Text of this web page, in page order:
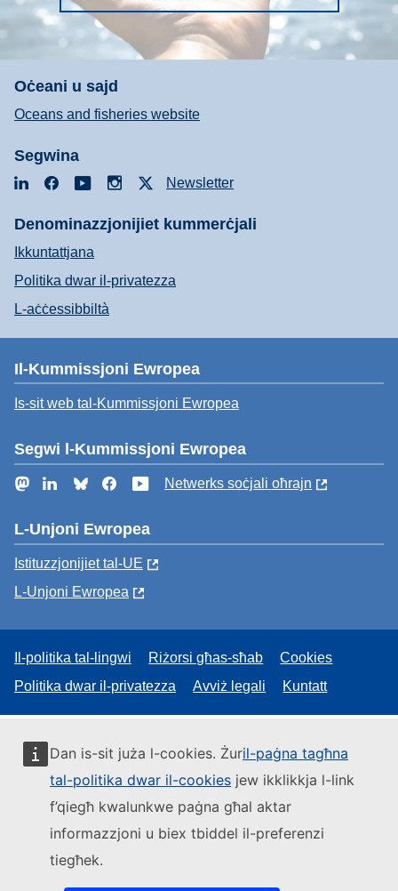
Dan is-sit juża l-cookies. Żuril-paġna tagħna
tal-politika dwar il-cookies jew ikklikkja l-link
f’qiegħ kwalunkwe paġna għal aktar
informazzjoni u biex tbiddel il-preferenzi
tiegħek.
Oċeani u sajd
Oceans and fisheries website
Segwina
LinkedInFacebookYouTubeInstagramNewsletter
Denominazzjonijiet kummerċjali
Ikkuntattjana
Politika dwar il-privatezza
L-aċċessibbiltà
Il-Kummissjoni Ewropea
Is-sit web tal-Kummissjoni Ewropea
Segwi l-Kummissjoni Ewropea
MastodonLinkedInBlueskyFacebookYouTube
Netwerks soċjali oħrajn
L-Unjoni Ewropea
Istituzzjonijiet tal-UE
L-Unjoni Ewropea
Il-politika tal-lingwi Riżorsi għas-sħab
Cookies
Politika dwar il-privatezza
Avviż legali Kuntatt